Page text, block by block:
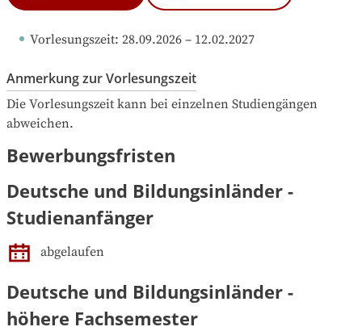
Vorlesungszeit: 28.09.2026 – 12.02.2027
Anmerkung zur Vorlesungszeit
Die Vorlesungszeit kann bei einzelnen Studiengängen
abweichen.
Bewerbungsfristen
Deutsche und Bildungsinländer -
Studienanfänger
abgelaufen
Deutsche und Bildungsinländer -
höhere Fachsemester